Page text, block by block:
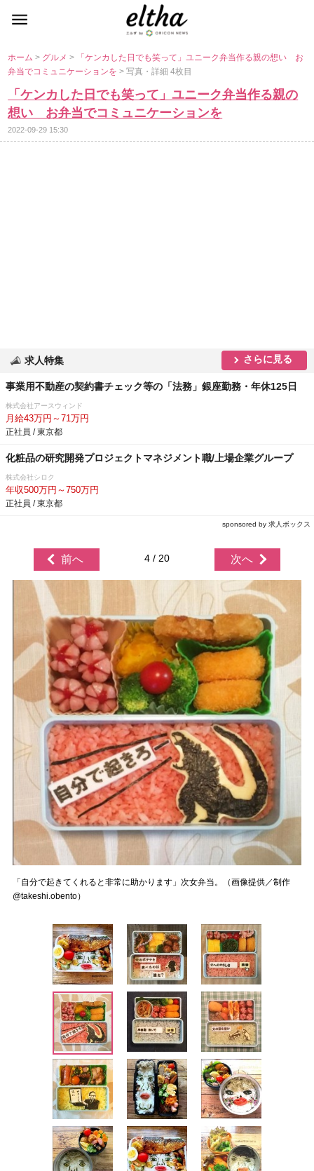
ホーム> グルメ>
「ケンカした日でも笑って」ユニーク弁当作る親の想い お
弁当でコミュニケーションを> 写真・詳細 4枚目
「ケンカした日でも笑って」ユニーク弁当作る親の
想い お弁当でコミュニケーションを
2022-09-29 15:30
求人特集 さらに見る
事業用不動産の契約書チェック等の「法務」銀座勤務・年休125日
株式会社アースウィンド
月給43万円～71万円
正社員 / 東京都
化粧品の研究開発プロジェクトマネジメント職/上場企業グループ
株式会社シロク
年収500万円～750万円
正社員 / 東京都
sponsored by 求人ボックス
前へ 4 / 20 次へ
「自分で起きてくれると非常に助かります」次女弁当。（画像提供／制作
@takeshi.obento）